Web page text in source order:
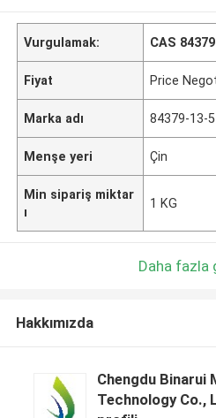
Vurgulamak: CAS
Fiyat Price
Marka adı 84379-13-5
Menşe yeri Çin
Min sipariş miktar
ı
1 KG
Daha fazla
Hakkımızda
Chengdu Binarui
Technology Co.,